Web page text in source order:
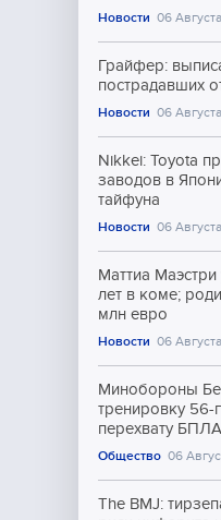
Новости 06
Грайфер:
пострадавших
Новости 06
Nikkei: Toyota
заводов в
тайфуна
Новости 06
Маттиа
лет в коме;
млн евро
Новости 06
Минобороны
тренировку 56-
перехвату БПЛА
Общество 06
The BMJ: